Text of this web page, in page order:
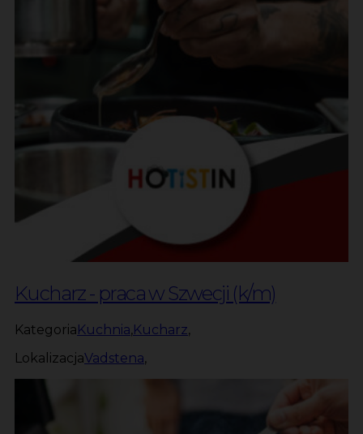
Kucharz - praca w Szwecji (k/m)
KategoriaKuchnia,Kucharz,
LokalizacjaVadstena,